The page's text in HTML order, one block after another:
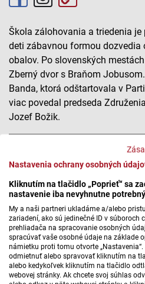
Nastavenia ochrany osobných
Kliknutím na tlačidlo „Poprieť“ sa
nastavenie iba nevyhnutne
My a naši partneri ukladáme a/alebo
zariadení, ako sú jedinečné ID v súboroch
prehliadača na spracovanie osobných
spracúvať vaše osobné údaje na základe
námietku proti tomu otvorte
odmietnuť alebo spravovať kliknutím na
alebo kedykoľvek kliknutím na tlačidlo
webovej stránky. Ak chcete svoj súhlas
Škola zálohovania a triedenia
deti zábavnou formou dozvedia
obalov. Po slovenských
Zberný dvor s Braňom
Banda, ktorá odštartovala v
viac povedal predseda
Jozef Božik.
Deti sa učia zálohovať
Máte problém s prehrávaním?Nahláste
Vďaka spolupráci spomínaných
Slovenských mestách putovať
program. Postupne navštívi
Autor: Igor Roško